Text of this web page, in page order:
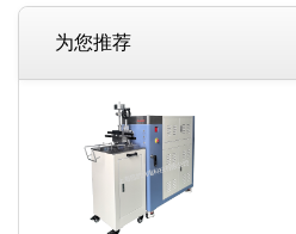
为您推荐